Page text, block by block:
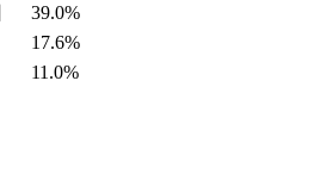
39.0%
17.6%
11.0%